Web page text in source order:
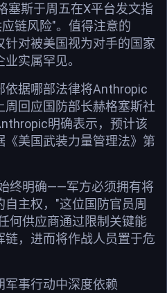
塞斯于周五在X平台发文指
链风险"。值得注意的
对被美国视为对手的国家
实属罕见。
依据哪部法律将Anthropic
回应国防部长赫格塞斯社
明确表示，预计该
美国武装力量管理法》第
终明确——军方必须拥有将
主权，"这位国防官员周
何供应商通过限制关键能
，进而将作战人员置于危
军事行动中深度依赖